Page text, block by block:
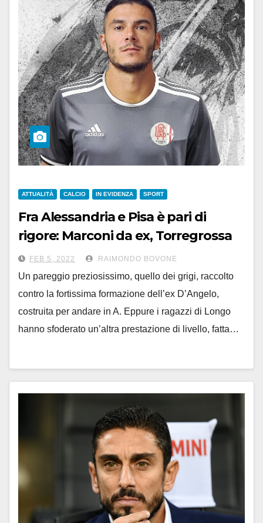
ATTUALITÀ CALCIO IN EVIDENZA SPORT
Fra Alessandria e Pisa è pari di
rigore: Marconi da ex, Torregrossa
da nuovo, 1-1
FEB 5, 2022 RAIMONDO BOVONE
Un pareggio preziosissimo, quello dei grigi, raccolto
contro la fortissima formazione dell’ex D’Angelo,
costruita per andare in A. Eppure i ragazzi di Longo
hanno sfoderato un’altra prestazione di livello, fatta…